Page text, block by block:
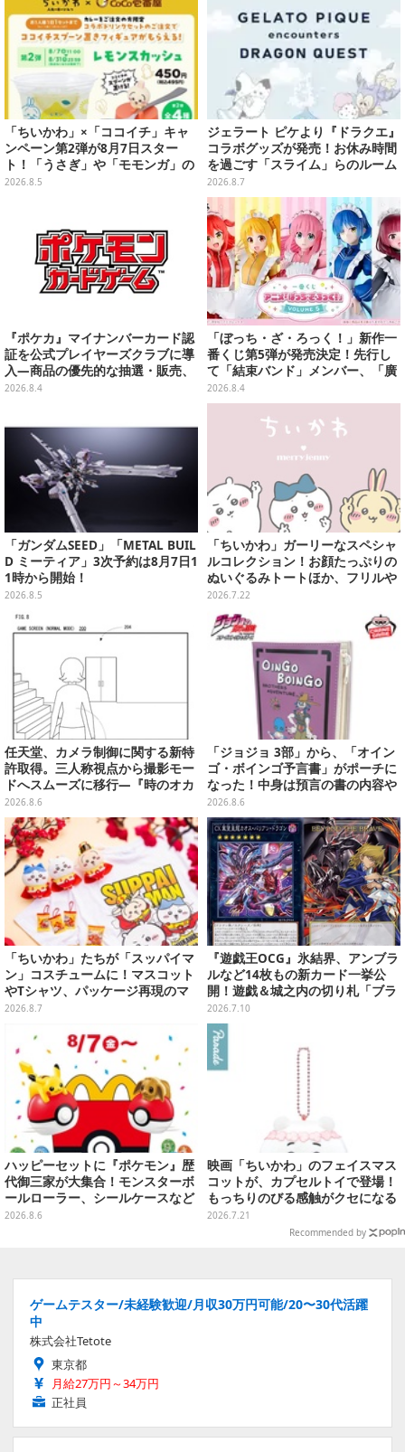
「ちいかわ」×「ココイチ」キャ
ンペーン第2弾が8月7日スター
ト！「うさぎ」や「モモンガ」の
スプーン置きをGETしよう
2026.8.5
ジェラート ピケより『ドラクエ』
コラボグッズが発売！お休み時間
を過ごす「スライム」らのルーム
ウェア、雑貨など多数ラインナッ
プ
2026.8.7
『ポケカ』マイナンバーカード認
証を公式プレイヤーズクラブに導
入―商品の優先的な抽選・販売、
公式大会への参加申し込みに活用
2026.8.4
「ぼっち・ざ・ろっく！」新作一
番くじ第5弾が発売決定！先行し
て「結束バンド」メンバー、「廣
井きくり」のメイド衣装フィギュ
アを公開
2026.8.4
「ガンダムSEED」「METAL BUIL
D ミーティア」3次予約は8月7日1
1時から開始！
2026.8.5
「ちいかわ」ガーリーなスペシャ
ルコレクション！お顔たっぷりの
ぬいぐるみトートほか、フリルや
リボンが可愛いTシャツなどが発
2026.7.22
任天堂、カメラ制御に関する新特
許取得。三人称視点から撮影モー
ドへスムーズに移行―『時のオカ
リナ』リメイク版との関連を推測
する声も
2026.8.6
「ジョジョ 3部」から、「オイン
ゴ・ボインゴ予言書」がポーチに
なった！中身は預言の書の内容や
アニメ総柄デザインをプリント
2026.8.6
「ちいかわ」たちが「スッパイマ
ン」コスチュームに！マスコット
やTシャツ、パッケージ再現のマ
グネットなど全5アイテム
2026.8.7
『遊戯王OCG』氷結界、アンブラ
ルなど14枚もの新カード一挙公
開！遊戯＆城之内の切り札「ブラ
ック・デーモンズ・ドラゴン」も
新たな装いで登場
2026.7.10
ハッピーセットに『ポケモン』歴
代御三家が大集合！モンスターボ
ールローラー、シールケースなど
全12種
2026.8.6
映画「ちいかわ」のフェイスマス
コットが、カプセルトイで登場！
もっちりのびる感触がクセになる
ハチワレ、セイレーンなど全5種
2026.7.21
Recommended by
ゲームテスター/未経験歓迎/月収30万円可能/20〜30代活躍
中
株式会社Tetote
東京都
月給27万円～34万円
正社員